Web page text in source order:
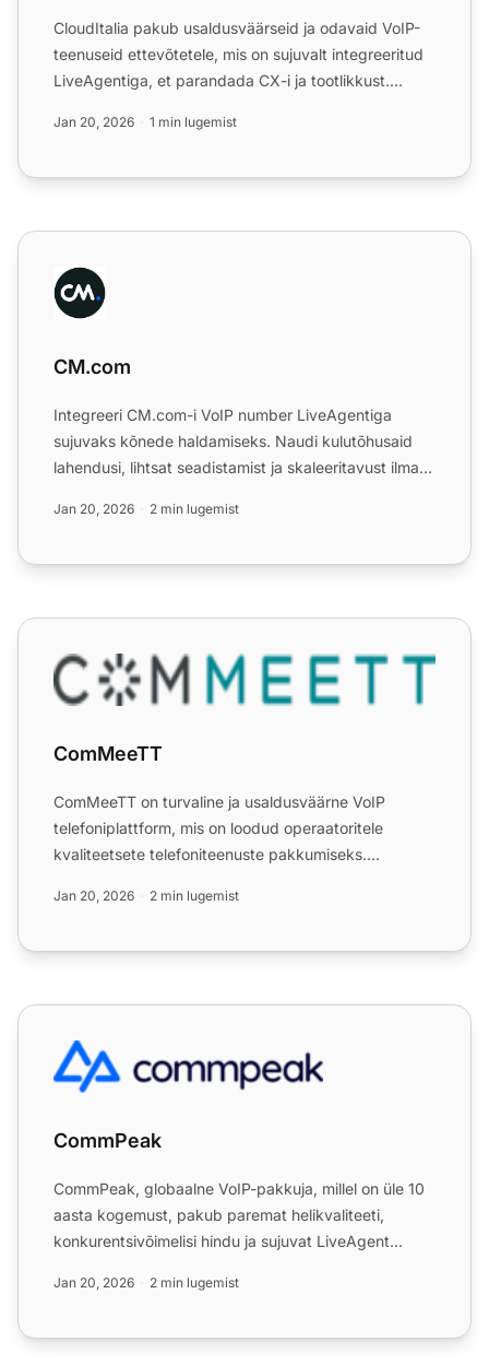
CloudItalia pakub usaldusväärseid ja odavaid VoIP-
teenuseid ettevõtetele, mis on sujuvalt integreeritud
LiveAgentiga, et parandada CX-i ja tootlikkust.
Jan 20, 2026 1 min lugemist
CM.com
CM.com
Integreeri CM.com-i VoIP number LiveAgentiga
sujuvaks kõnede haldamiseks. Naudi kulutõhusaid
lahendusi, lihtsat seadistamist ja skaleeritavust ilma
Jan 20, 2026 2 min lugemist
ComMeeTT
ComMeeTT
ComMeeTT on turvaline ja usaldusväärne VoIP
telefoniplattform, mis on loodud operaatoritele
kvaliteetsete telefoniteenuste pakkumiseks.
Jan 20, 2026 2 min lugemist
CommPeak
CommPeak
CommPeak, globaalne VoIP-pakkuja, millel on üle 10
aasta kogemust, pakub paremat helikvaliteeti,
konkurentsivõimelisi hindu ja sujuvat LiveAgent
Jan 20, 2026 2 min lugemist